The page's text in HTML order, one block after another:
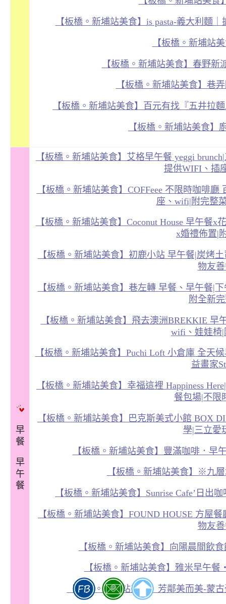
【板橋。新埔站美食】is pasta-義大利麵
【板橋。新埔站
【板橋。新埔站美食】春野
【板橋。新埔站美食】巷
【板橋。新埔站美食】百元有找『五井拉
【板橋。新埔站美食】
早
餐
早
午
餐
【板橋。新埔站美食】艾格早午餐 yeggi
提供WIFI、插
【板橋。新埔站美食】COFFeee 不限時咖啡
座、wifi|附完整
【板橋。新埔站美食】Coconut House 早午餐
x婚禮佈置|
【板橋。新埔站美食】初鹿小站 早午餐|炭烤
物友
【板橋。新埔站美食】巷左轉 早餐、早午餐|
附全新
【板橋。新埔站美食】飛去澳洲BREKKIE
wifi、娃娃椅
【板橋。新埔站美食】Puchi Loft 小倉庫 全
益畫家
【板橋。新埔站美食】幸福這裡 Happiness
餐包場|不限
【板橋。新埔站美食】巴克斯美式小館 BOX
學|三立愛
【板橋。新埔站美食】豐滿咖啡．早
【板橋。新埔站美食】※九
【板橋。新埔站美食】Sunrise Cafe’日出
【板橋。新埔站美食】FOUND HOUSE 方屋
物友
【板橋。新埔站美食】向陽晨間飲
【板橋。新埔站美食】雅米早
【板橋。新埔站美食】芳鄰美而美-蒙